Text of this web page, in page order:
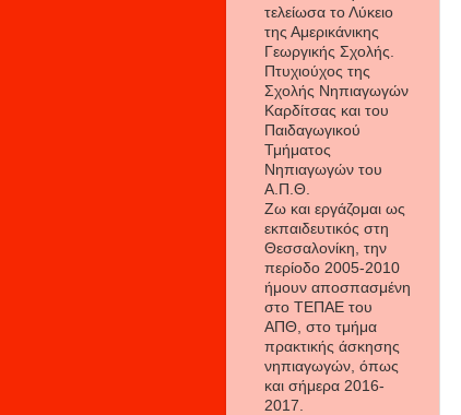
τελείωσα το Λύκειο
της Αμερικάνικης
Γεωργικής Σχολής.
Πτυχιούχος της
Σχολής Νηπιαγωγών
Καρδίτσας και του
Παιδαγωγικού
Τμήματος
Νηπιαγωγών του
Α.Π.Θ.
Ζω και εργάζομαι ως
εκπαιδευτικός στη
Θεσσαλονίκη, την
περίοδο 2005-2010
ήμουν αποσπασμένη
στο ΤΕΠΑΕ του
ΑΠΘ, στο τμήμα
πρακτικής άσκησης
νηπιαγωγών, όπως
και σήμερα 2016-
2017.